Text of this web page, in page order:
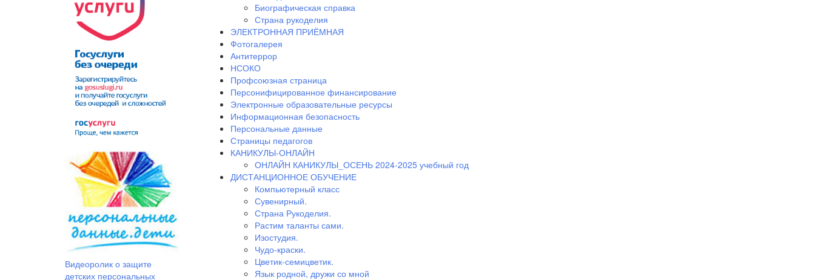
Видеоролик о защите
детских персональных
Биографическая справка
Страна рукоделия
ЭЛЕКТРОННАЯ ПРИЁМНАЯ
Фотогалерея
Антитеррор
НСОКО
Профсоюзная страница
Персонифицированное финансирование
Электронные образовательные ресурсы
Информационная безопасность
Персональные данные
Страницы педагогов
КАНИКУЛЫ-ОНЛАЙН
ОНЛАЙН КАНИКУЛЫ_ОСЕНЬ 2024-2025 учебный год
ДИСТАНЦИОННОЕ ОБУЧЕНИЕ
Компьютерный класс
Сувенирный.
Страна Рукоделия.
Растим таланты сами.
Изостудия.
Чудо-краски.
Цветик-семицветик.
Язык родной, дружи со мной